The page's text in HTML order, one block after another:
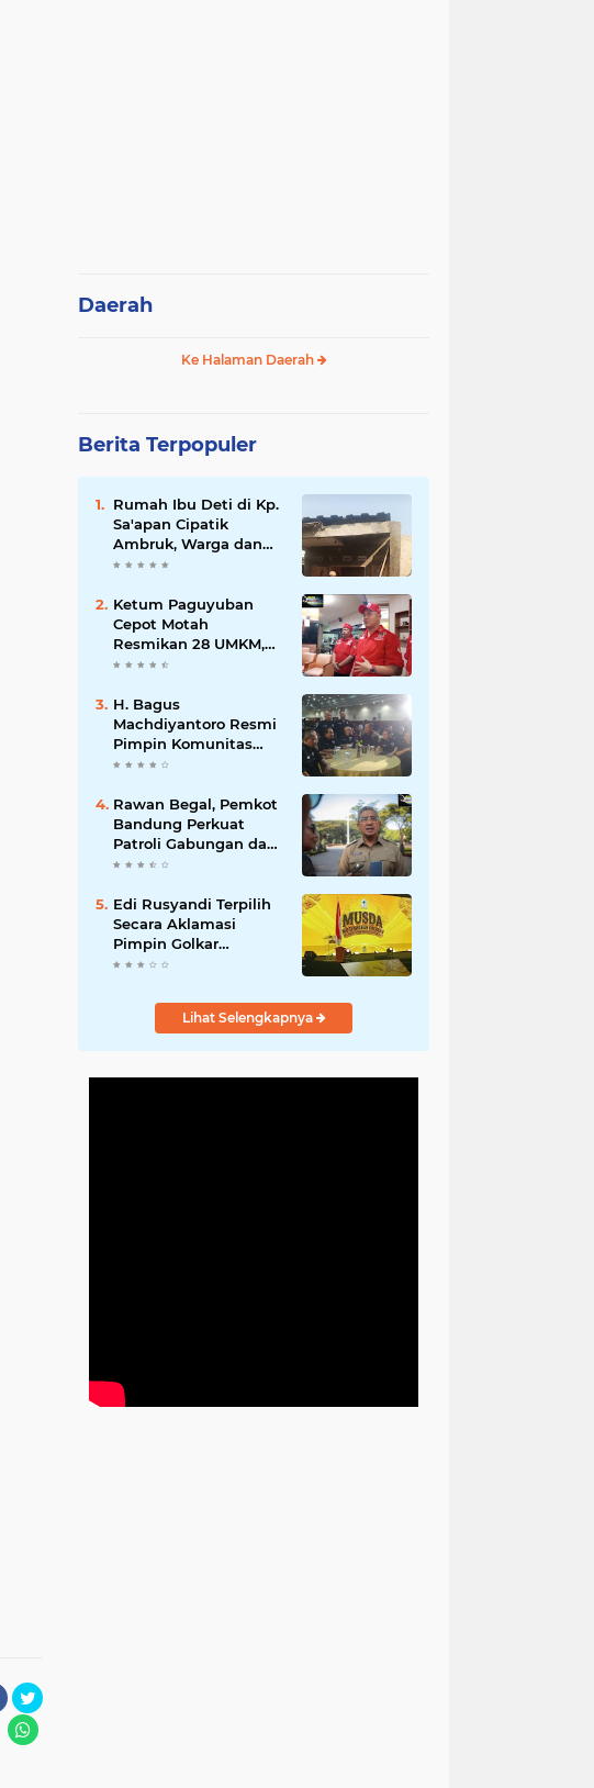
Daerah
Ke Halaman Daerah
Berita Terpopuler
Rumah Ibu Deti di Kp.
Sa'apan Cipatik
Ambruk, Warga dan
Pemdes Sigap Bantu
Ketum Paguyuban
Cepot Motah
Resmikan 28 UMKM,
Siap Gelar Festival
Jalan Braga
H. Bagus
Machdiyantoro Resmi
Pimpin Komunitas
BBC Periode 2026–
Solidaritas dan
Hadirkan Program
Nyata untuk
Masyarakat
Rawan Begal, Pemkot
Bandung Perkuat
Patroli Gabungan dan
Pengawasan Digital
Edi Rusyandi Terpilih
Secara Aklamasi
Pimpin Golkar
Bandung Barat,
Kepemimpinan
Harmonis "TurunLihat Selengkapnya